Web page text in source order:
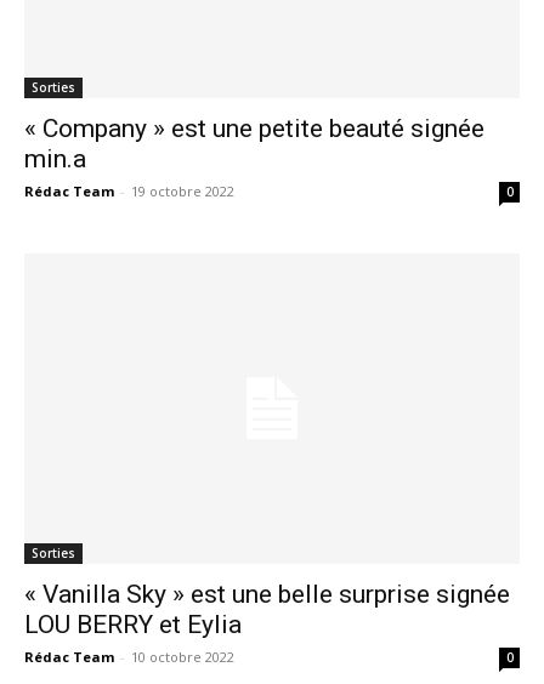
Sorties
« Company » est une petite beauté signée
min.a
Rédac Team - 19 octobre 2022 0
Sorties
« Vanilla Sky » est une belle surprise signée
LOU BERRY et Eylia
Rédac Team - 10 octobre 2022 0